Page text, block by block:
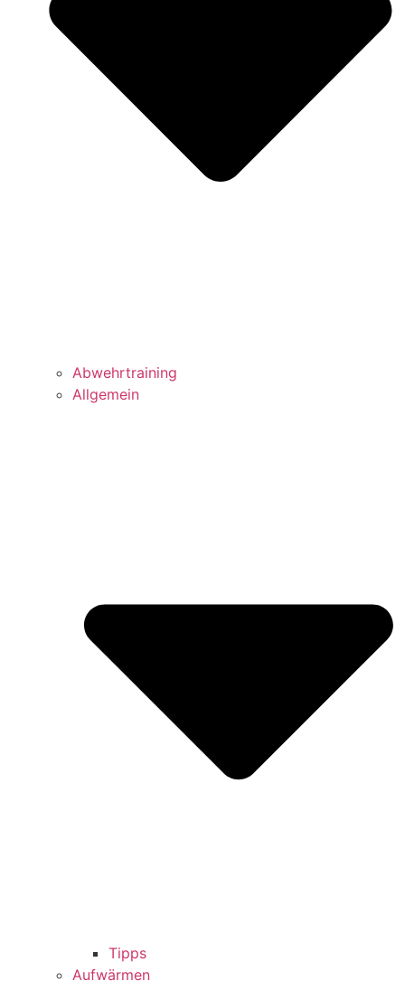
Abwehrtraining
Allgemein
Tipps
Aufwärmen